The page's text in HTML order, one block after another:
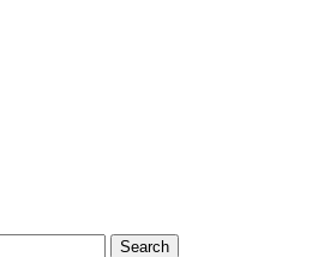
Search